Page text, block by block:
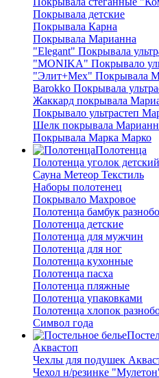
Покрывала детские
Покрывала Карна
Покрывала Марианна
"Elegant" Покрывала
"MONIKA" Покрывало
"Элит+Мех" Покрывала
Barokko Покрывала
Жаккард покрывала
Покрывало ультрастеп
Шелк покрывала
Покрывала Марка Марко
Полотенца
Полотенца уголок детский
Сауна Метеор Текстиль
Наборы полотенец
Покрывало Махровое
Полотенца бамбук
Полотенца детские
Полотенца для мужчин
Полотенца для ног
Полотенца кухонные
Полотенца пасха
Полотенца пляжные
Полотенца упаковками
Полотенца хлопок
Символ года
Аквастоп
Чехлы для подушек
Чехол н/резинке